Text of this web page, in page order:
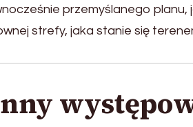
przemyślanego planu,
strefy, jaka stanie się